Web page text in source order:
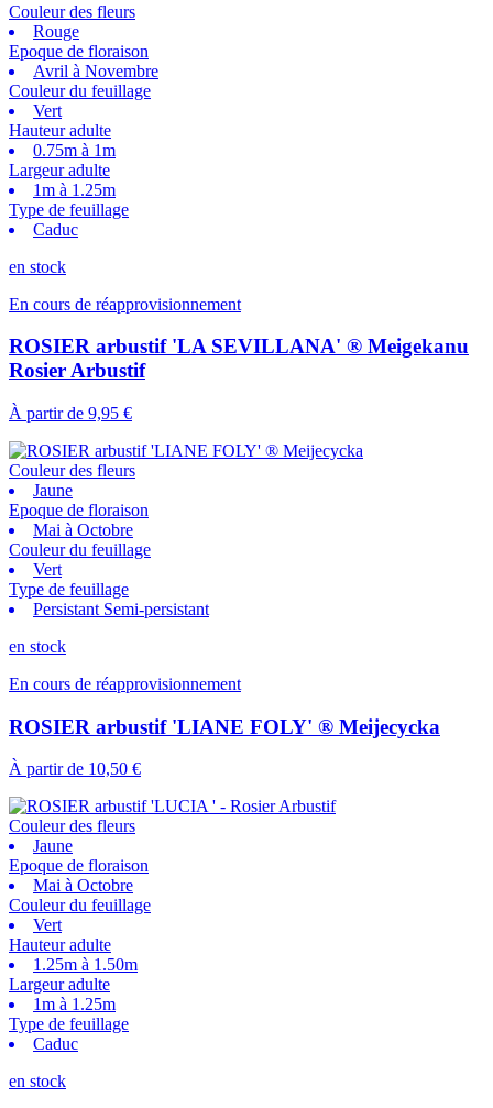
Couleur des fleurs
Rouge
Epoque de floraison
Avril à Novembre
Couleur du feuillage
Vert
Hauteur adulte
0.75m à 1m
Largeur adulte
1m à 1.25m
Type de feuillage
Caduc
en stock
En cours de réapprovisionnement
ROSIER arbustif 'LA SEVILLANA' ® Meigekanu
Rosier Arbustif
À partir de 9,95 €
Couleur des fleurs
Jaune
Epoque de floraison
Mai à Octobre
Couleur du feuillage
Vert
Type de feuillage
Persistant Semi-persistant
en stock
En cours de réapprovisionnement
ROSIER arbustif 'LIANE FOLY' ® Meijecycka
À partir de 10,50 €
Couleur des fleurs
Jaune
Epoque de floraison
Mai à Octobre
Couleur du feuillage
Vert
Hauteur adulte
1.25m à 1.50m
Largeur adulte
1m à 1.25m
Type de feuillage
Caduc
en stock